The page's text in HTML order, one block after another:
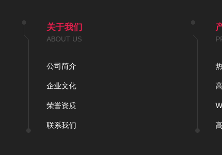
关于我们
ABOUT US
公司简介
企业文化
荣誉资质
联系我们